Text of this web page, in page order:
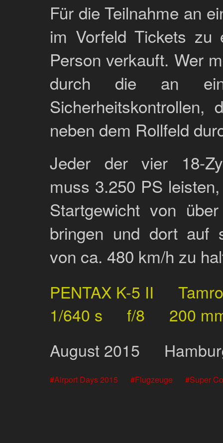
Für die Teilnahme an
im Vorfeld Tickets
Person verkauft. Wer
durch die an
neben dem Rollfeld
Jeder der vier 18-
muss 3.250 PS
Startgewicht von
bringen und dort auf
von ca. 480 km/h zu
PENTAX K-5 II
1/640 s
f/8
200
August 2015
Airport Days 2015 Flugzeuge Super